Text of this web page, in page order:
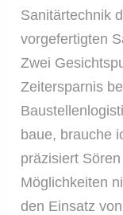
Sanitärtechnik
vorgefertigten
Zwei
Zeitersparnis
baue, brauche
präzisiert
Möglichkeiten
den Einsatz